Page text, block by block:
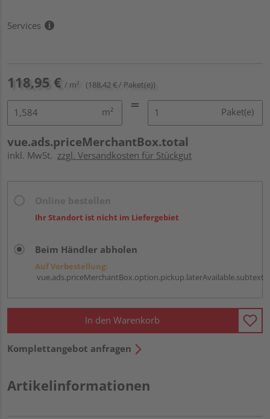
Services
118,95 € / m² (188,42 € / Paket(e))
m² Paket(e)
vue.ads.priceMerchantBox.total
inkl. MwSt. zzgl. Versandkosten für Stückgut
Ihr Standort ist nicht im Liefergebiet
Beim Händler abholen
Auf Vorbestellung:
vue.ads.priceMerchantBox.option.pickup.laterAvailable.subtext
In den Warenkorb
Komplettangebot anfragen
Artikelinformationen